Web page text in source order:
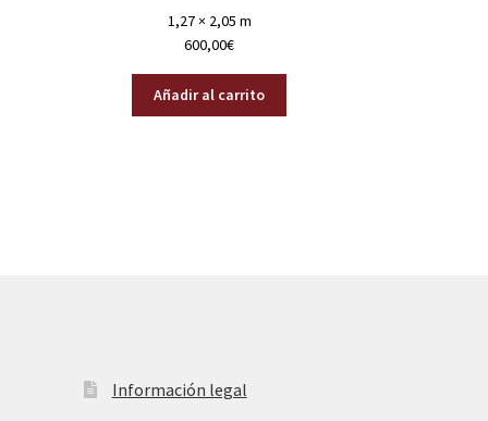
1,27 × 2,05 m
600,00€
Añadir al carrito
Información legal